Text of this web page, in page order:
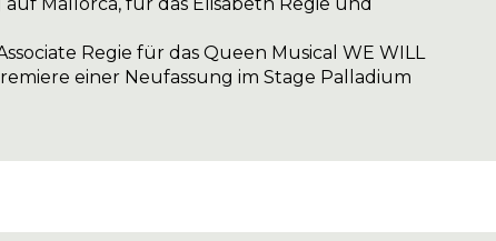
Regie für das Queen Musical WE WILL
einer Neufassung im Stage Palladium